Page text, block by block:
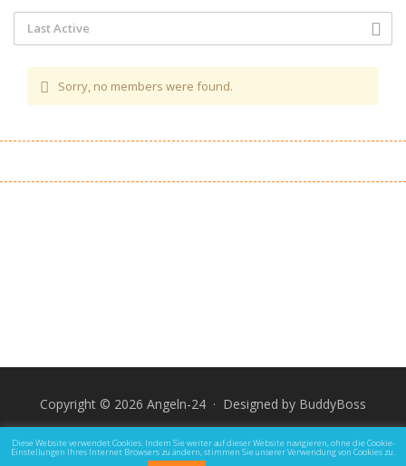
Last Active
Sorry, no members were found.
Copyright © 2026 Angeln-24 · Designed by BuddyBoss
Impressum Datenschutz und Rechtliche Hinweise
Diese Website verwendet Cookies. Indem Sie weiter auf dieser Website navigieren, ohne die Cookie-
Einstellungen Ihres Internet Browsers zu ändern, stimmen Sie unserer Verwendung von Cookies zu.